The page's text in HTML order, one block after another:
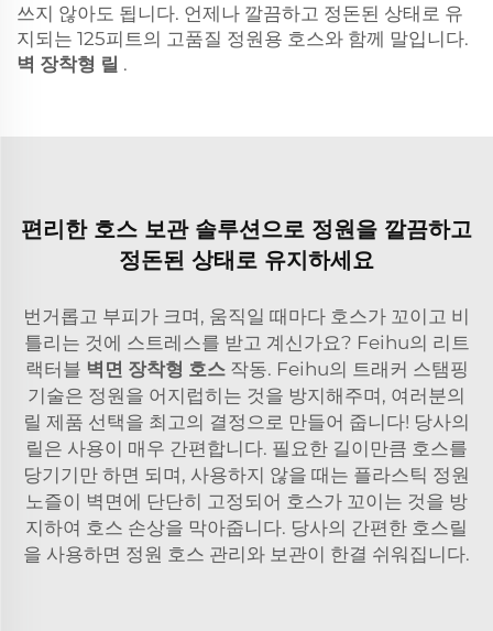
쓰지 않아도 됩니다. 언제나 깔끔하고 정돈된 상태로 유
지되는 125피트의 고품질 정원용 호스와 함께 말입니다.
벽 장착형 릴 .
편리한 호스 보관 솔루션으로 정원을 깔끔하고
정돈된 상태로 유지하세요
번거롭고 부피가 크며, 움직일 때마다 호스가 꼬이고 비
틀리는 것에 스트레스를 받고 계신가요? Feihu의 리트
랙터블 벽면 장착형 호스 작동. Feihu의 트래커 스탬핑
기술은 정원을 어지럽히는 것을 방지해주며, 여러분의
릴 제품 선택을 최고의 결정으로 만들어 줍니다! 당사의
릴은 사용이 매우 간편합니다. 필요한 길이만큼 호스를
당기기만 하면 되며, 사용하지 않을 때는 플라스틱 정원
노즐이 벽면에 단단히 고정되어 호스가 꼬이는 것을 방
지하여 호스 손상을 막아줍니다. 당사의 간편한 호스릴
을 사용하면 정원 호스 관리와 보관이 한결 쉬워집니다.